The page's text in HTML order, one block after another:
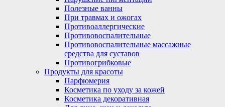
Полезные ванны
При травмах и ожогах
Противоаллергические
Противовоспалительные
Противовоспалительные массажные
средства для суставов
Противогрибковые
Продукты для красоты
Парфюмерия
Косметика по уходу за кожей
Косметика декоративная